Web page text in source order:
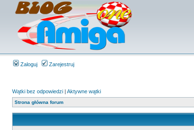
Zaloguj Zarejestruj
Wątki bez odpowiedzi | Aktywne wątki
Strona główna forum